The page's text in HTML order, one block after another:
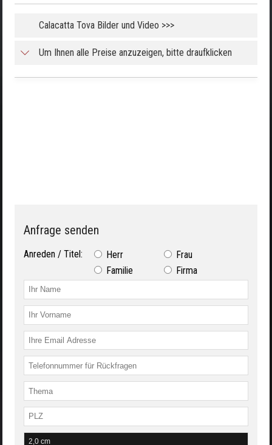
Calacatta Tova Bilder und Video >>>
Um Ihnen alle Preise anzuzeigen, bitte draufklicken
Anfrage senden
Anreden / Titel: Herr
Frau
Familie
Firma